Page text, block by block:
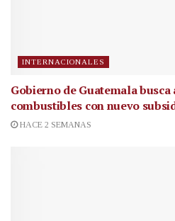
INTERNACIONALES
Gobierno de Guatemala
combustibles con nuevo
HACE 2 SEMANAS